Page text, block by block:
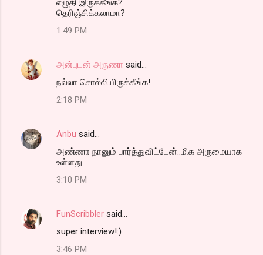
தெரிஞ்சிக்கலாமா?
1:49 PM
அன்புடன் அருணா said…
நல்லா சொல்லியிருக்கீங்க!
2:18 PM
Anbu said…
அண்ணா நானும் பார்த்துவிட்டேன்..மிக அருமையாக
உள்ளது..
3:10 PM
FunScribbler said…
super interview!:)
3:46 PM